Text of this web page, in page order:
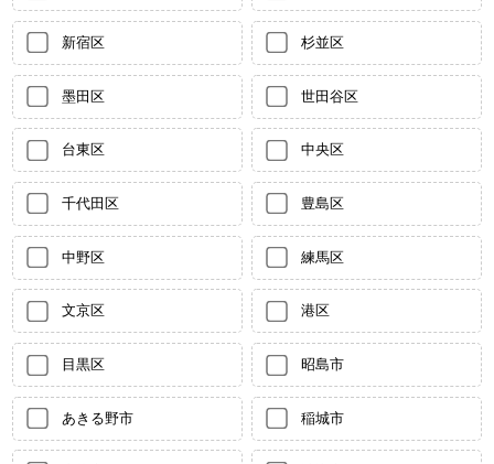
新宿区 杉並区
墨田区 世田谷区
台東区 中央区
千代田区 豊島区
中野区 練馬区
文京区 港区
目黒区 昭島市
あきる野市 稲城市